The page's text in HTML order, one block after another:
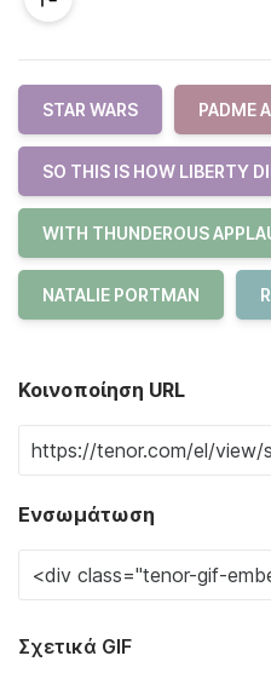
STAR WARS PADME
SO THIS IS HOW LIBERTY
WITH THUNDEROUS
NATALIE PORTMAN
Κοινοποίηση URL
Ενσωμάτωση
Σχετικά GIF